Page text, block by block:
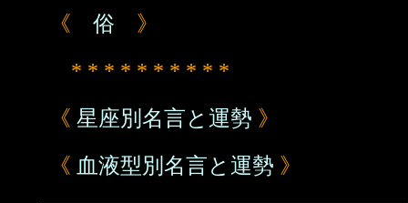
《 俗 》
* * * * * * * * * *
《 星座別名言と運勢 》
《 血液型別名言と運勢 》